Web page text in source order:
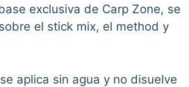
exclusiva de Carp Zone, se
el stick mix, el method y
aplica sin agua y no disuelve